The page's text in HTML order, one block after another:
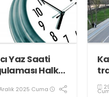
Yaz Saati
Halkın
2025 Cuma